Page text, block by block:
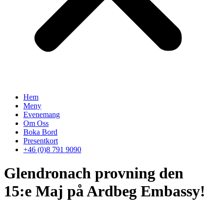
Hem
Meny
Evenemang
Om Oss
Boka Bord
Presentkort
+46 (0)8 791 9090
Glendronach provning den
15:e Maj på Ardbeg Embassy!